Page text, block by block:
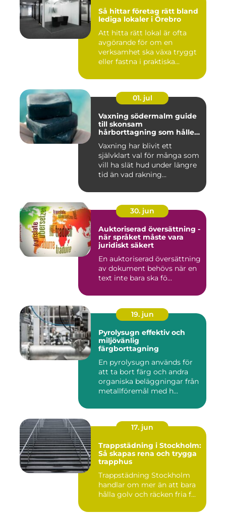
Så hittar företag rätt bland
lediga lokaler i Örebro
Att hitta rätt lokal är ofta
avgörande för om en
verksamhet ska växa tryggt
eller fastna i praktiska...
01. jul
Vaxning södermalm guide
till skonsam
hårborttagning som håller
Vaxning har blivit ett
självklart val för många som
vill ha slät hud under längre
tid än vad rakning...
30. jun
Auktoriserad översättning -
när språket måste vara
juridiskt säkert
En auktoriserad översättning
av dokument behövs när en
text inte bara ska fö...
19. jun
Pyrolysugn effektiv och
miljövänlig
färgborttagning
En pyrolysugn används för
att ta bort färg och andra
organiska beläggningar från
metallföremål med h...
17. jun
Trappstädning i Stockholm:
Så skapas rena och trygga
trapphus
Trappstädning Stockholm
handlar om mer än att bara
hålla golv och räcken fria f...